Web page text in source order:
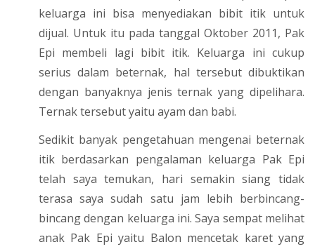
keluarga ini bisa menyediakan bibit itik untuk
dijual. Untuk itu pada tanggal Oktober 2011, Pak
Epi membeli lagi bibit itik. Keluarga ini cukup
serius dalam beternak, hal tersebut dibuktikan
dengan banyaknya jenis ternak yang dipelihara.
Ternak tersebut yaitu ayam dan babi.
Sedikit banyak pengetahuan mengenai beternak
itik berdasarkan pengalaman keluarga Pak Epi
telah saya temukan, hari semakin siang tidak
terasa saya sudah satu jam lebih berbincang-
bincang dengan keluarga ini. Saya sempat melihat
anak Pak Epi yaitu Balon mencetak karet yang